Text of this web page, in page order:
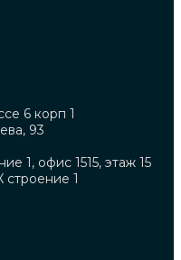
6 корп 1
93
1, офис 1515, этаж 15
1